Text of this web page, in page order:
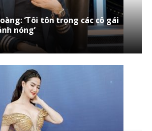
‘Tôi tôn trọng các cô gái
nóng’